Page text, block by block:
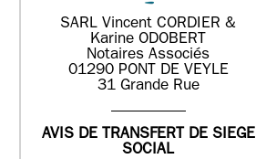
SARL Vincent CORDIER &
Karine ODOBERT
Notaires Associés
01290 PONT DE VEYLE
31 Grande Rue
AVIS DE TRANSFERT DE SIEGE
SOCIAL